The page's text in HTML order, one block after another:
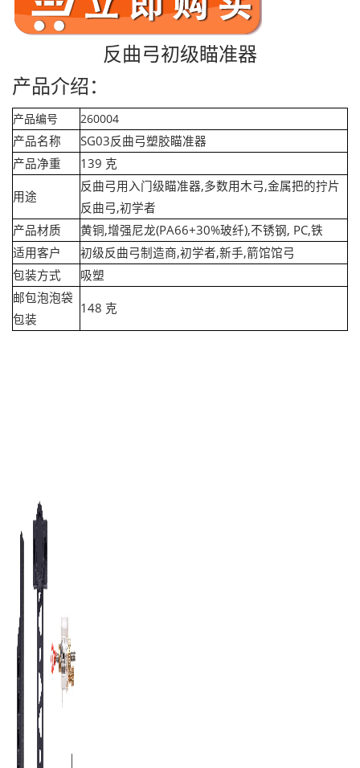
反曲弓初级瞄准器
产品介绍：
产品编号 260004
产品名称
SG03反曲弓塑胶瞄准器
产品净重
139 克
用途
反曲弓用入门级瞄准器,多数用木弓,金属把的拧片
反曲弓,初学者
产品材质
黄铜,增强尼龙(PA66+30%玻纤),不锈钢, PC,铁
适用客户
初级反曲弓制造商,初学者,新手,箭馆馆弓
包装方式
吸塑
邮包泡泡袋
包装
148 克